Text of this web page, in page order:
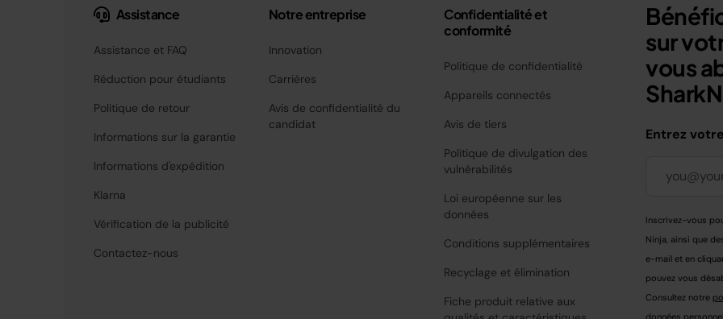
Assistance
Assistance et FAQ
Réduction pour étudiants
Politique de retour
Informations sur la garantie
Informations d'expédition
Klarna
Vérification de la publicité
Contactez-nous
Notre entreprise
Innovation
Carrières
Avis de confidentialité du
candidat
Confidentialité et
conformité
Politique de confidentialité
Appareils connectés
Avis de tiers
Politique de divulgation des
vulnérabilités
Loi européenne sur les
données
Conditions supplémentaires
Recyclage et élimination
Fiche produit relative aux
sur
vous
Entrez
Inscrivez-vous
Ninja, ainsi que
e-mail et en
pouvez vous
Consultez notre
données